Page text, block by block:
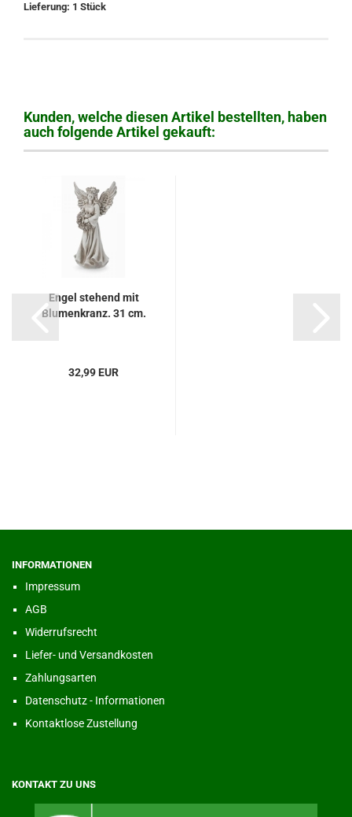
Lieferung: 1 Stück
Kunden, welche diesen Artikel bestellten, haben
auch folgende Artikel gekauft:
Engel stehend mit
Blumenkranz. 31 cm.
32,99 EUR
INFORMATIONEN
Impressum
AGB
Widerrufsrecht
Liefer- und Versandkosten
Zahlungsarten
Datenschutz - Informationen
Kontaktlose Zustellung
KONTAKT ZU UNS